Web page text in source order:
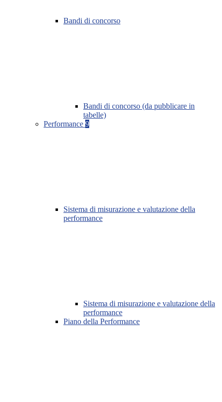
Bandi di concorso
Bandi di concorso (da pubblicare in
tabelle)
Performance 9
Sistema di misurazione e valutazione della
performance
Sistema di misurazione e valutazione della
performance
Piano della Performance